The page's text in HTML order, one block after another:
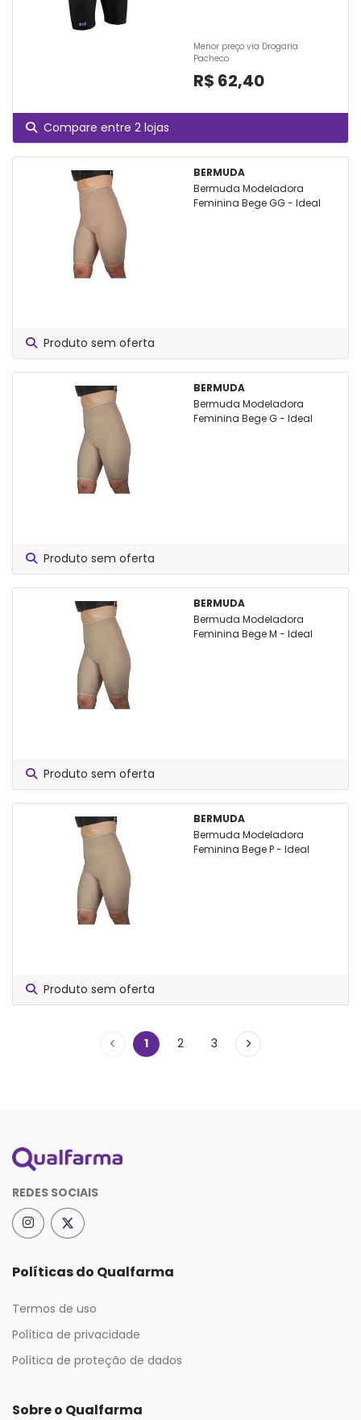
Menor preço via Drogaria
Pacheco
R$ 62,40
Compare entre 2 lojas
BERMUDA
Bermuda Modeladora
Feminina Bege GG - Ideal
Produto sem oferta
BERMUDA
Bermuda Modeladora
Feminina Bege G - Ideal
Produto sem oferta
BERMUDA
Bermuda Modeladora
Feminina Bege M - Ideal
Produto sem oferta
BERMUDA
Bermuda Modeladora
Feminina Bege P - Ideal
Produto sem oferta
1 2 3
REDES SOCIAIS
Políticas do Qualfarma
Termos de uso
Política de privacidade
Política de proteção de dados
Sobre o Qualfarma